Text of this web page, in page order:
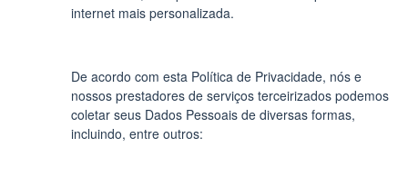
internet mais personalizada.
De acordo com esta Política de Privacidade, nós e
nossos prestadores de serviços terceirizados podemos
coletar seus Dados Pessoais de diversas formas,
incluindo, entre outros: